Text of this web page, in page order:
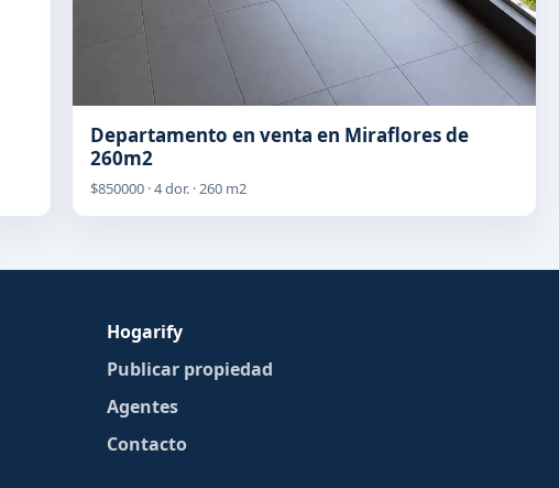
Departamento en venta en Miraflores de
260m2
$850000 · 4 dor. · 260 m2
Hogarify
Publicar propiedad
Agentes
Contacto